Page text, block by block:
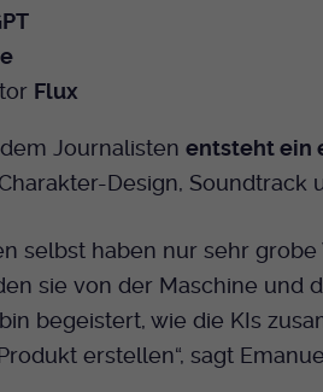
Flux
Journalisten entsteht ein
Design, Soundtrack
selbst haben nur sehr
sie von der Maschine und
begeistert, wie die KIs
erstellen“, sagt